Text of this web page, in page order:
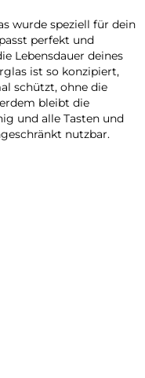
wurde speziell für dein
perfekt und
Lebensdauer deines
ist so konzipiert,
schützt, ohne die
bleibt die
und alle Tasten und
nutzbar.
Mit dem
das Schutzglas
ist, das Glas
Mit unserem Second
benutzerfreundlichen
Schutz für dein
Robustheit bleibt
von 99,99% nahezu